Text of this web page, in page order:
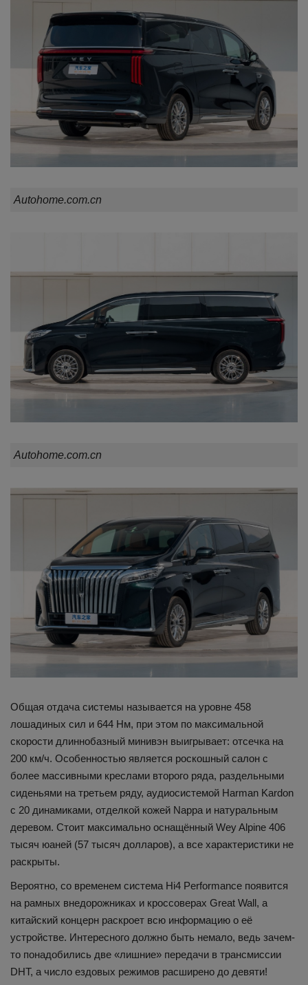
Autohome.com.cn
Autohome.com.cn
Общая отдача системы называется на уровне 458
лошадиных сил и 644 Нм, при этом по максимальной
скорости длиннобазный минивэн выигрывает: отсечка на
200 км/ч. Особенностью является роскошный салон с
более массивными креслами второго ряда, раздельными
сиденьями на третьем ряду, аудиосистемой Harman Kardon
с 20 динамиками, отделкой кожей Nappa и натуральным
деревом. Стоит максимально оснащённый Wey Alpine 406
тысяч юаней (57 тысяч долларов), а все характеристики не
раскрыты.
Вероятно, со временем система Hi4 Performance появится
на рамных внедорожниках и кроссоверах Great Wall, а
китайский концерн раскроет всю информацию о её
устройстве. Интересного должно быть немало, ведь зачем-
то понадобились две «лишние» передачи в трансмиссии
DHT, а число ездовых режимов расширено до девяти!